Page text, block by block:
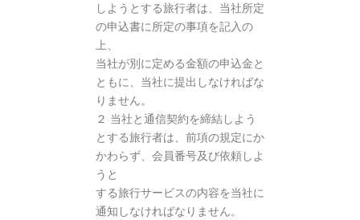
しようとする旅行者は、当社所定
の申込書に所定の事項を記入の
上、
当社が別に定める金額の申込金と
ともに、当社に提出しなければな
りません。
２ 当社と通信契約を締結しよう
とする旅行者は、前項の規定にか
かわらず、会員番号及び依頼しよ
うと
する旅行サービスの内容を当社に
通知しなければなりません。